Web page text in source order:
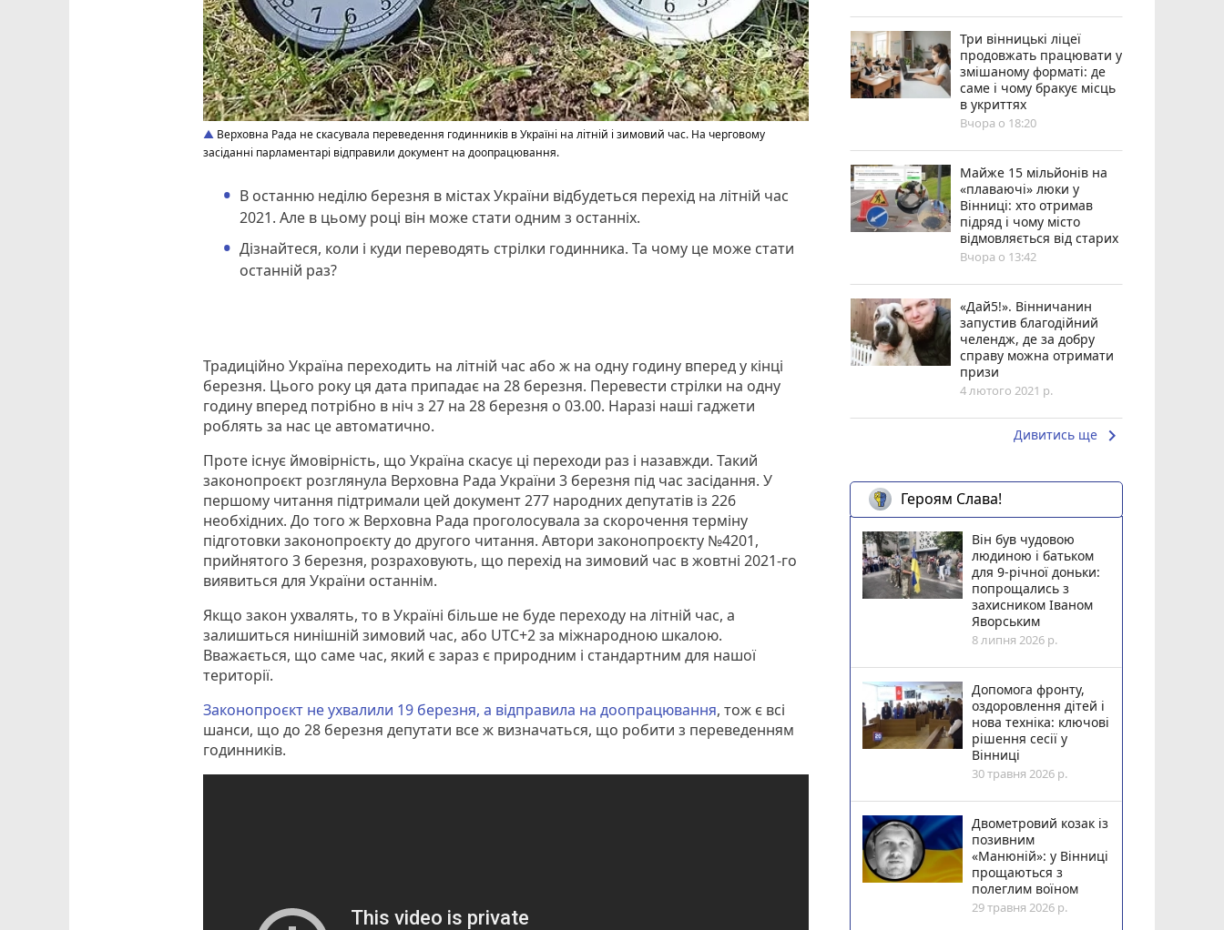
Верховна Рада не скасувала переведення годинників в Україні на літній і зимовий час. На черговому
засіданні парламентарі відправили документ на доопрацювання.
В останню неділю березня в містах України відбудеться перехід на літній час
2021. Але в цьому році він може стати одним з останніх.
Дізнайтеся, коли і куди переводять стрілки годинника. Та чому це може стати
останній раз?
Традиційно Україна переходить на літній час або ж на одну годину вперед у кінці
березня. Цього року ця дата припадає на 28 березня. Перевести стрілки на одну
годину вперед потрібно в ніч з 27 на 28 березня о 03.00. Наразі наші гаджети
роблять за нас це автоматично.
Проте існує ймовірність, що Україна скасує ці переходи раз і назавжди. Такий
законопроєкт розглянула Верховна Рада України 3 березня під час засідання. У
першому читання підтримали цей документ 277 народних депутатів із 226
необхідних. До того ж Верховна Рада проголосувала за скорочення терміну
підготовки законопроєкту до другого читання. Автори законопроєкту №4201,
прийнятого 3 березня, розраховують, що перехід на зимовий час в жовтні 2021-го
виявиться для України останнім.
Якщо закон ухвалять, то в Україні більше не буде переходу на літній час, а
залишиться нинішній зимовий час, або UTC+2 за міжнародною шкалою.
Вважається, що саме час, який є зараз є природним і стандартним для нашої
території.
Законопроєкт не ухвалили 19 березня, а відправила на доопрацювання, тож є всі
шанси, що до 28 березня депутати все ж визначаться, що робити з переведенням
годинників.
Три вінницькі ліцеї
продовжать працювати у
змішаному форматі: де
саме і чому бракує місць
в укриттях
Вчора о 18:20
Майже 15 мільйонів на
«плаваючі» люки у
Вінниці: хто отримав
підряд і чому місто
відмовляється від старих
Вчора о 13:42
«Дай5!». Вінничанин
запустив благодійний
челендж, де за добру
справу можна отримати
призи
4 лютого 2021 р.
Дивитись ще keyboard_arrow_right
Героям Слава!
Він був чудовою
людиною і батьком
для 9-річної доньки:
попрощались з
захисником Іваном
Яворським
8 липня 2026 р.
Допомога фронту,
оздоровлення дітей і
нова техніка: ключові
рішення сесії у
Вінниці
30 травня 2026 р.
Двометровий козак із
позивним
«Манюній»: у Вінниці
прощаються з
полеглим воїном
29 травня 2026 р.